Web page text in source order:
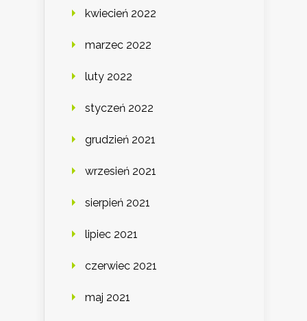
kwiecień 2022
marzec 2022
luty 2022
styczeń 2022
grudzień 2021
wrzesień 2021
sierpień 2021
lipiec 2021
czerwiec 2021
maj 2021